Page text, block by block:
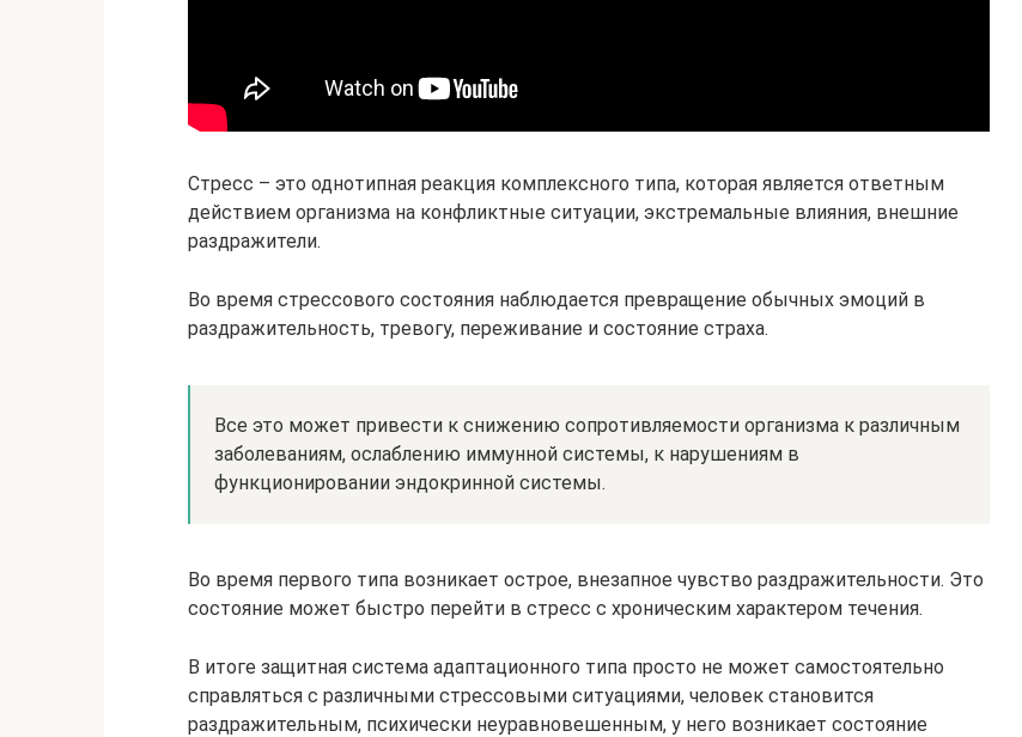
Стресс – это однотипная реакция комплексного типа, которая является ответным
действием организма на конфликтные ситуации, экстремальные влияния, внешние
раздражители.
Во время стрессового состояния наблюдается превращение обычных эмоций в
раздражительность, тревогу, переживание и состояние страха.
Все это может привести к снижению сопротивляемости организма к различным
заболеваниям, ослаблению иммунной системы, к нарушениям в
функционировании эндокринной системы.
Во время первого типа возникает острое, внезапное чувство раздражительности. Это
состояние может быстро перейти в стресс с хроническим характером течения.
В итоге защитная система адаптационного типа просто не может самостоятельно
справляться с различными стрессовыми ситуациями, человек становится
раздражительным, психически неуравновешенным, у него возникает состояние